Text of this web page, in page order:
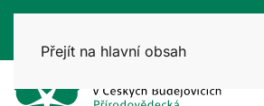
Přejít na hlavní obsah